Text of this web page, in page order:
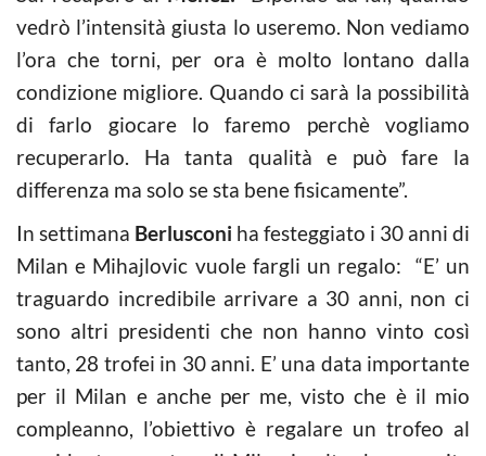
vedrò l’intensità giusta lo useremo. Non vediamo
l’ora che torni, per ora è molto lontano dalla
condizione migliore. Quando ci sarà la possibilità
di farlo giocare lo faremo perchè vogliamo
recuperarlo. Ha tanta qualità e può fare la
differenza ma solo se sta bene fisicamente”.
In settimana Berlusconi ha festeggiato i 30 anni di
Milan e Mihajlovic vuole fargli un regalo: “E’ un
traguardo incredibile arrivare a 30 anni, non ci
sono altri presidenti che non hanno vinto così
tanto, 28 trofei in 30 anni. E’ una data importante
per il Milan e anche per me, visto che è il mio
compleanno, l’obiettivo è regalare un trofeo al